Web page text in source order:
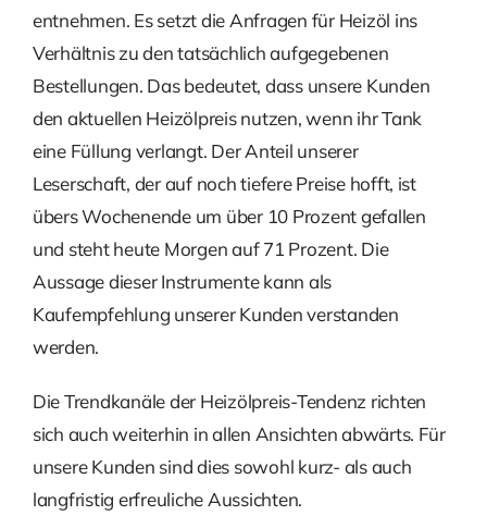
entnehmen. Es setzt die Anfragen für Heizöl ins
Verhältnis zu den tatsächlich aufgegebenen
Bestellungen. Das bedeutet, dass unsere Kunden
den aktuellen Heizölpreis nutzen, wenn ihr Tank
eine Füllung verlangt. Der Anteil unserer
Leserschaft, der auf noch tiefere Preise hofft, ist
übers Wochenende um über 10 Prozent gefallen
und steht heute Morgen auf 71 Prozent. Die
Aussage dieser Instrumente kann als
Kaufempfehlung unserer Kunden verstanden
werden.
Die Trendkanäle der Heizölpreis-Tendenz richten
sich auch weiterhin in allen Ansichten abwärts. Für
unsere Kunden sind dies sowohl kurz- als auch
langfristig erfreuliche Aussichten.